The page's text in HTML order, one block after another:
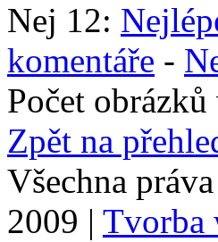
Nej 12:
komentáře -
Počet
Zpět na
Všechna
2009 | Tvorba